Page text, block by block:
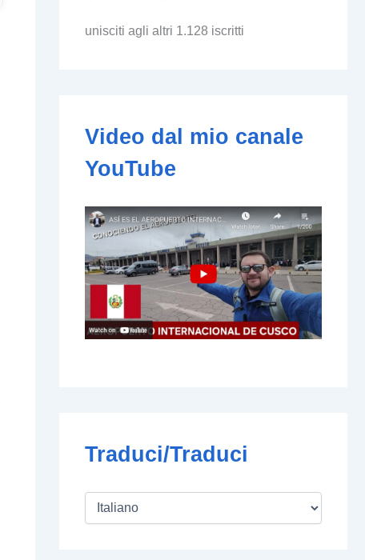
z
i
unisciti agli altri 1.128 iscritti
Video dal mio canale
YouTube
Traduci/Traduci